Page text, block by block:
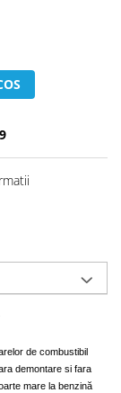
de combustibil
demontare si fara
mare la benzină